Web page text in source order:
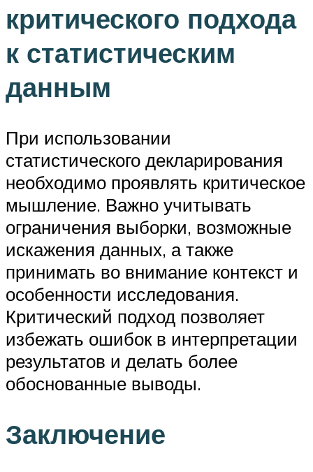
критического подхода
к статистическим
данным
При использовании
статистического декларирования
необходимо проявлять критическое
мышление. Важно учитывать
ограничения выборки, возможные
искажения данных, а также
принимать во внимание контекст и
особенности исследования.
Критический подход позволяет
избежать ошибок в интерпретации
результатов и делать более
обоснованные выводы.
Заключение